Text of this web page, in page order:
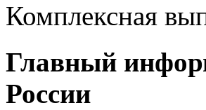
Комплексная
Главный
России